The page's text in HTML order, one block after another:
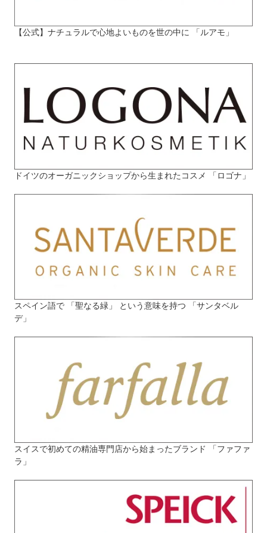
【公式】ナチュラルで心地よいものを世の中に 「ルアモ」
ドイツのオーガニックショップから生まれたコスメ 「ロゴナ」
スペイン語で 「聖なる緑」 という意味を持つ 「サンタベル
デ」
スイスで初めての精油専門店から始まったブランド 「ファファ
ラ」